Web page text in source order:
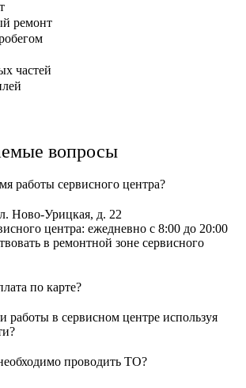
ремонт
частей
вопросы
работы сервисного центра?
Ново-Урицкая, д. 22
центра: ежедневно с 8:00 до 20:00
в ремонтной зоне сервисного
по карте?
в сервисном центре используя
проводить ТО?